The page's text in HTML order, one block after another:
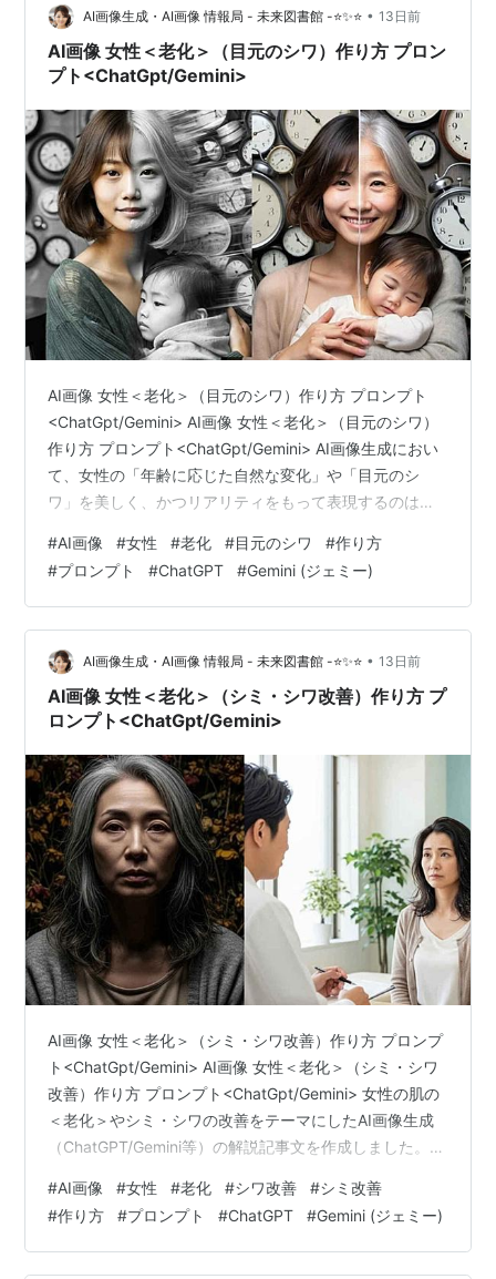
ChatGPTやGeminiなどのAIツールを活用し、リ…
AI画像生成・AI画像 情報局 - 未来図書館 -⭐✨⭐ • 13日前
AI画像 女性＜老化＞（目元のシワ）作り方 プロン
プト<ChatGpt/Gemini>
AI画像 女性＜老化＞（目元のシワ）作り方 プロンプト
<ChatGpt/Gemini> AI画像 女性＜老化＞（目元のシワ）
作り方 プロンプト<ChatGpt/Gemini> AI画像生成におい
て、女性の「年齢に応じた自然な変化」や「目元のシ
ワ」を美しく、かつリアリティをもって表現するのは非
だけでは不自然な強調になりがちですが、適切なキーワ
ードを選択することで、写真と見紛うほどの超リアルで
魅力的な人物画像を生成することができます。 今回は、
ChatGPT（DALL-E 3）やGeminiなどで活用できる、目元
のシワをはじめとした「女性の自然な老…
#AI画像 #女性 #老化 #目元のシワ #作り方
#プロンプト #ChatGPT #Gemini (ジェミー)
AI画像生成・AI画像 情報局 - 未来図書館 -⭐✨⭐ • 13日前
AI画像 女性＜老化＞（シミ・シワ改善）作り方 プ
ロンプト<ChatGpt/Gemini>
AI画像 女性＜老化＞（シミ・シワ改善）作り方 プロンプ
ト<ChatGpt/Gemini> AI画像 女性＜老化＞（シミ・シワ
改善）作り方 プロンプト<ChatGpt/Gemini> 女性の肌の
＜老化＞やシミ・シワの改善をテーマにしたAI画像生成
（ChatGPT/Gemini等）の解説記事文を作成しました。他
います。コードブロックを使わず、日本語のプロンプト
をそのままコピー＆ペーストして使用できるように本文
中に配置しています。 AI画像生成で描く女性の＜老化＞
#AI画像 #女性 #老化 #シワ改善 #シミ改善
#作り方 #プロンプト #ChatGPT #Gemini (ジェミー)